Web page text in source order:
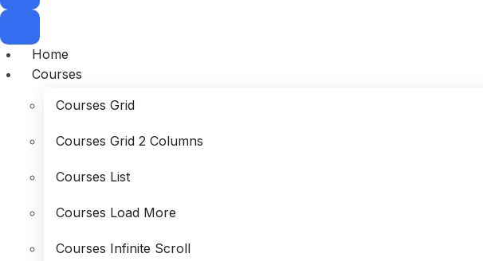
Home
Courses
Courses Grid
Courses Grid 2 Columns
Courses List
Courses Load More
Courses Infinite Scroll